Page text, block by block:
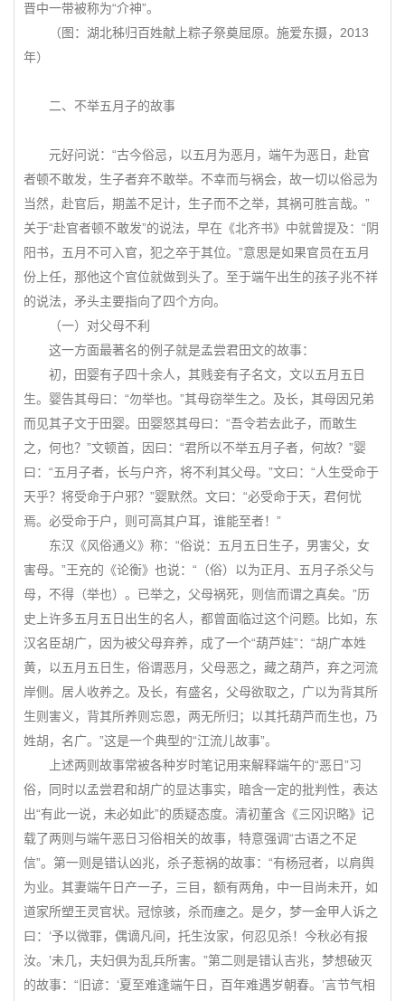
晋中一带被称为“介神”。
（图：湖北秭归百姓献上粽子祭奠屈原。施爱东摄，2013
年）
二、不举五月子的故事
元好问说：“古今俗忌，以五月为恶月，端午为恶日，赴官
者顿不敢发，生子者弃不敢举。不幸而与祸会，故一切以俗忌为
当然，赴官后，期盖不足计，生子而不之举，其祸可胜言哉。”
关于“赴官者顿不敢发”的说法，早在《北齐书》中就曾提及：“阴
阳书，五月不可入官，犯之卒于其位。”意思是如果官员在五月
份上任，那他这个官位就做到头了。至于端午出生的孩子兆不祥
的说法，矛头主要指向了四个方向。
（一）对父母不利
这一方面最著名的例子就是孟尝君田文的故事：
初，田婴有子四十余人，其贱妾有子名文，文以五月五日
生。婴告其母曰：“勿举也。”其母窃举生之。及长，其母因兄弟
而见其子文于田婴。田婴怒其母曰：“吾令若去此子，而敢生
之，何也？”文顿首，因曰：“君所以不举五月子者，何故？”婴
曰：“五月子者，长与户齐，将不利其父母。”文曰：“人生受命于
天乎？将受命于户邪？”婴默然。文曰：“必受命于天，君何忧
焉。必受命于户，则可高其户耳，谁能至者！”
东汉《风俗通义》称：“俗说：五月五日生子，男害父，女
害母。”王充的《论衡》也说：“（俗）以为正月、五月子杀父与
母，不得（举也）。已举之，父母祸死，则信而谓之真矣。”历
史上许多五月五日出生的名人，都曾面临过这个问题。比如，东
汉名臣胡广，因为被父母弃养，成了一个“葫芦娃”：“胡广本姓
黄，以五月五日生，俗谓恶月，父母恶之，藏之葫芦，弃之河流
岸侧。居人收养之。及长，有盛名，父母欲取之，广以为背其所
生则害义，背其所养则忘恩，两无所归；以其托葫芦而生也，乃
姓胡，名广。”这是一个典型的“江流儿故事”。
上述两则故事常被各种岁时笔记用来解释端午的“恶日”习
俗，同时以孟尝君和胡广的显达事实，暗含一定的批判性，表达
出“有此一说，未必如此”的质疑态度。清初董含《三冈识略》记
载了两则与端午恶日习俗相关的故事，特意强调“古语之不足
信”。第一则是错认凶兆，杀子惹祸的故事：“有杨冠者，以肩舆
为业。其妻端午日产一子，三目，额有两角，中一目尚未开，如
道家所塑王灵官状。冠惊骇，杀而瘗之。是夕，梦一金甲人诉之
曰：‘予以微罪，偶谪凡间，托生汝家，何忍见杀！今秋必有报
汝。’未几，夫妇俱为乱兵所害。”第二则是错认吉兆，梦想破灭
的故事：“旧谚：‘夏至难逢端午日，百年难遇岁朝春。’言节气相